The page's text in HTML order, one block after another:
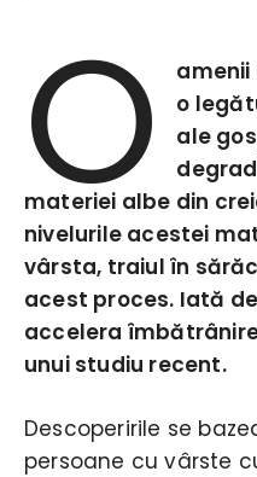
O
amenii
o
ale
materiei albe din
nivelurile acestei
vârsta, traiul în
acest proces. Iată
accelera
unui studiu recent.
Descoperirile se
persoane cu vârste